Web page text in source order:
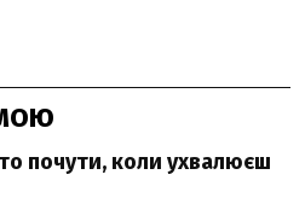
почути, коли ухвалюєш